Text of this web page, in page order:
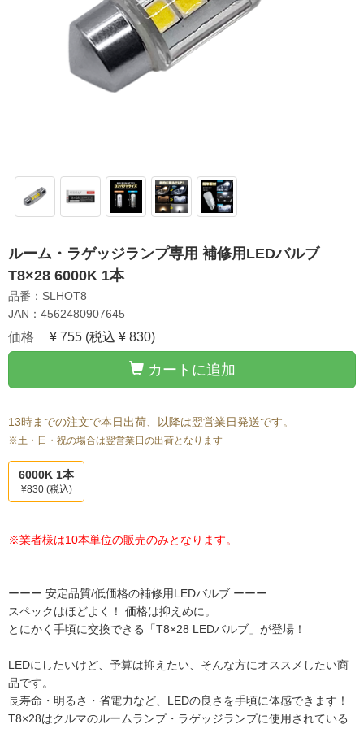
ルーム・ラゲッジランプ専用 補修用LEDバルブ
T8×28 6000K 1本
品番：SLHOT8
JAN：4562480907645
価格 ¥ 755 (税込 ¥ 830)
カートに追加
13時までの注文で本日出荷、以降は翌営業日発送です。
※土・日・祝の場合は翌営業日の出荷となります
6000K 1本
¥830 (税込)
※業者様は10本単位の販売のみとなります。
ーーー 安定品質/低価格の補修用LEDバルブ ーーー
スペックはほどよく！ 価格は抑えめに。
とにかく手頃に交換できる「T8×28 LEDバルブ」が登場！
LEDにしたいけど、予算は抑えたい、そんな方にオススメしたい商
品です。
長寿命・明るさ・省電力など、LEDの良さを手頃に体感できます！
T8×28はクルマのルームランプ・ラゲッジランプに使用されている